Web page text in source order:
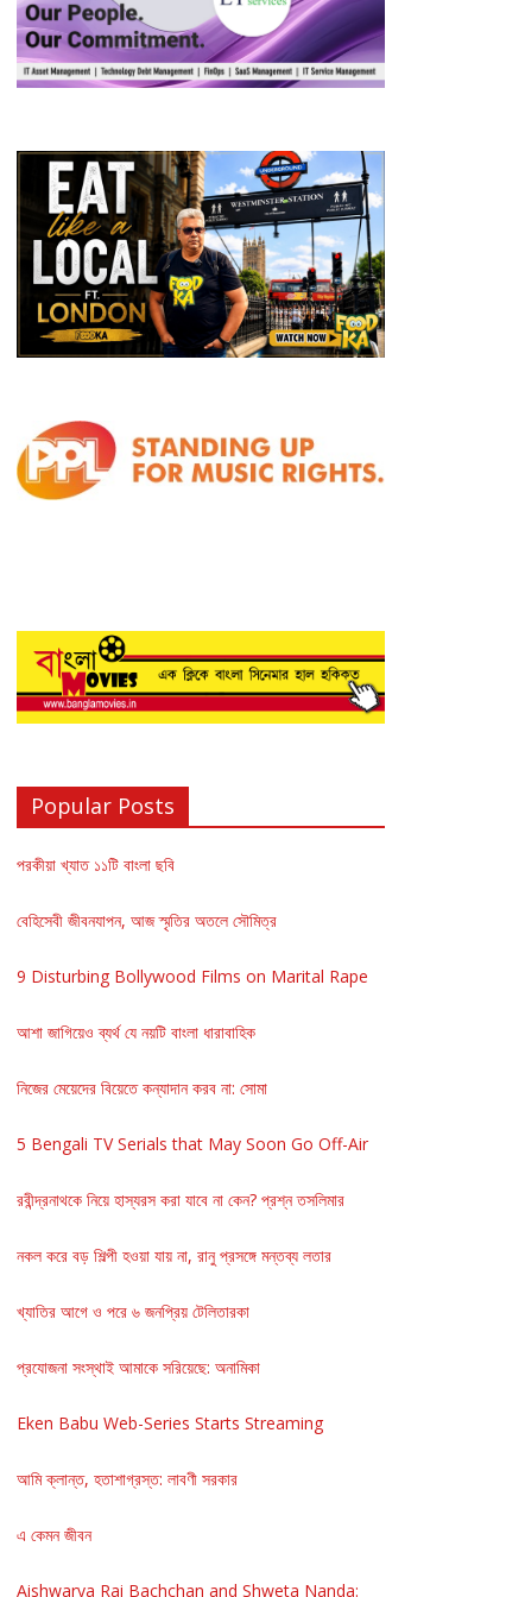
Popular Posts
পরকীয়া খ্যাত ১১টি বাংলা ছবি
বেহিসেবী জীবনযাপন, আজ স্মৃতির অতলে সৌমিত্র
9 Disturbing Bollywood Films on Marital Rape
আশা জাগিয়েও ব্যর্থ যে নয়টি বাংলা ধারাবাহিক
নিজের মেয়েদের বিয়েতে কন্যাদান করব না: সোমা
5 Bengali TV Serials that May Soon Go Off-Air
রবীন্দ্রনাথকে নিয়ে হাস্যরস করা যাবে না কেন? প্রশ্ন তসলিমার
নকল করে বড় শিল্পী হওয়া যায় না, রানু প্রসঙ্গে মন্তব্য লতার
খ্যাতির আগে ও পরে ৬ জনপ্রিয় টেলিতারকা
প্রযোজনা সংস্থাই আমাকে সরিয়েছে: অনামিকা
Eken Babu Web-Series Starts Streaming
আমি ক্লান্ত, হতাশাগ্রস্ত: লাবণী সরকার
এ কেমন জীবন
Aishwarya Rai Bachchan and Shweta Nanda: